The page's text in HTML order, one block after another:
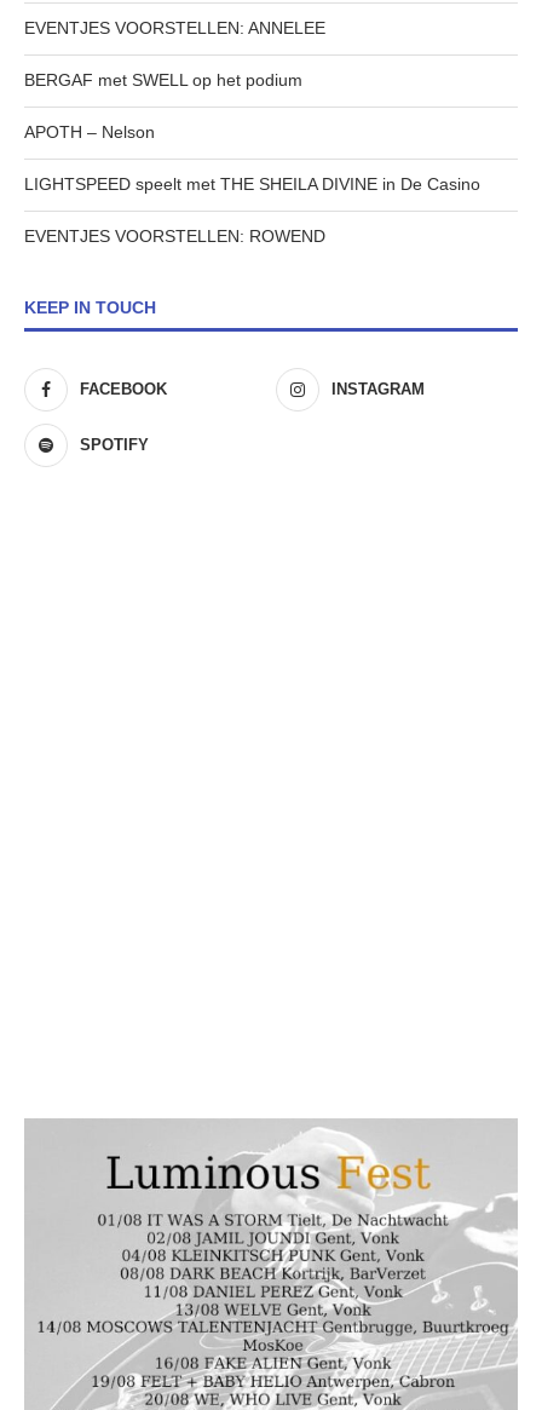
EVENTJES VOORSTELLEN: ANNELEE
BERGAF met SWELL op het podium
APOTH – Nelson
LIGHTSPEED speelt met THE SHEILA DIVINE in De Casino
EVENTJES VOORSTELLEN: ROWEND
KEEP IN TOUCH
FACEBOOK INSTAGRAM
SPOTIFY